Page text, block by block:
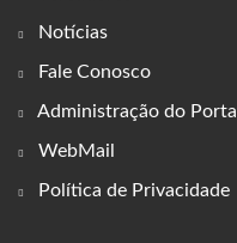
Notícias
Fale Conosco
Administração do Portal
WebMail
Política de Privacidade